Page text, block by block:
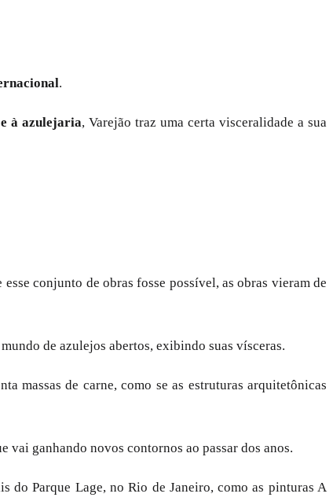
.
à azulejaria, Varejão traz uma certa visceralidade a sua
esse conjunto de obras fosse possível, as obras vieram de
de azulejos abertos, exibindo suas vísceras.
massas de carne, como se as estruturas arquitetônicas
ganhando novos contornos ao passar dos anos.
do Parque Lage, no Rio de Janeiro, como as pinturas A